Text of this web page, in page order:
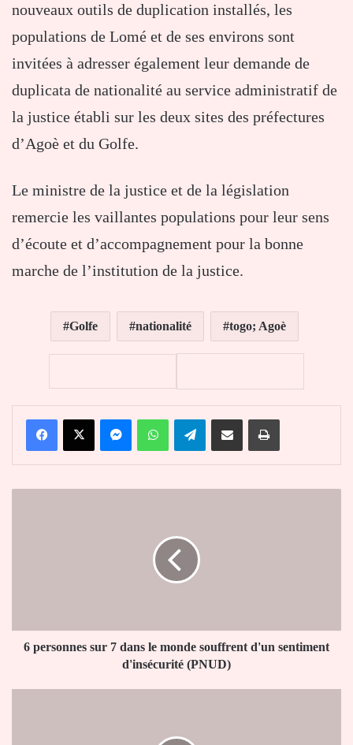
nouveaux outils de duplication installés, les
populations de Lomé et de ses environs sont
invitées à adresser également leur demande de
duplicata de nationalité au service administratif de
la justice établi sur les deux sites des préfectures
d’Agoè et du Golfe.
Le ministre de la justice et de la législation
remercie les vaillantes populations pour leur sens
d’écoute et d’accompagnement pour la bonne
marche de l’institution de la justice.
Golfe nationalité togo; Agoè
FacebookX MessengerWhatsAppTelegramPartager par email Imprimer
d'un
sentiment
6 personnes sur 7 dans le monde souffrent d'un sentiment
d'insécurité (PNUD)